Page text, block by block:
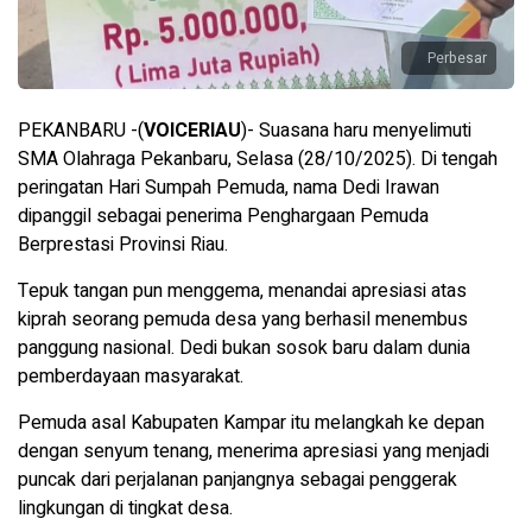
Perbesar
PEKANBARU -(VOICERIAU)- Suasana haru menyelimuti
SMA Olahraga Pekanbaru, Selasa (28/10/2025). Di tengah
peringatan Hari Sumpah Pemuda, nama Dedi Irawan
dipanggil sebagai penerima Penghargaan Pemuda
Berprestasi Provinsi Riau.
Tepuk tangan pun menggema, menandai apresiasi atas
kiprah seorang pemuda desa yang berhasil menembus
panggung nasional. Dedi bukan sosok baru dalam dunia
pemberdayaan masyarakat.
Pemuda asal Kabupaten Kampar itu melangkah ke depan
dengan senyum tenang, menerima apresiasi yang menjadi
puncak dari perjalanan panjangnya sebagai penggerak
lingkungan di tingkat desa.